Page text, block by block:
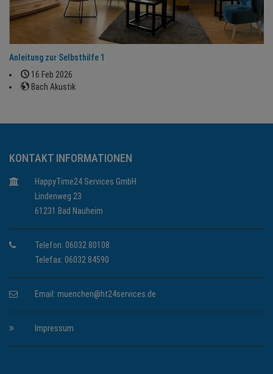
Anleitung zur Selbsthilfe 1
16 Feb 2026
Bach Akustik
KONTAKT INFORMATIONEN
HappyTime24 Services GmbH
Lindenweg 23
61231 Bad Nauheim
Telefon: 06032 80108
Telefax: 06032 84590
Email: muenchen@ht24services.de
Impressum